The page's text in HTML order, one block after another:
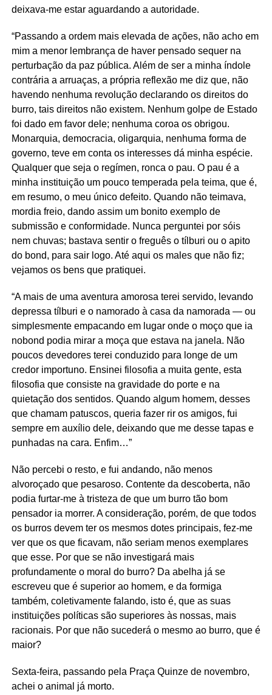
deixava-me estar aguardando a autoridade.
“Passando a ordem mais elevada de ações, não acho em
mim a menor lembrança de haver pensado sequer na
perturbação da paz pública. Além de ser a minha índole
contrária a arruaças, a própria reflexão me diz que, não
havendo nenhuma revolução declarando os direitos do
burro, tais direitos não existem. Nenhum golpe de Estado
foi dado em favor dele; nenhuma coroa os obrigou.
Monarquia, democracia, oligarquia, nenhuma forma de
governo, teve em conta os interesses dá minha espécie.
Qualquer que seja o regímen, ronca o pau. O pau é a
minha instituição um pouco temperada pela teima, que é,
em resumo, o meu único defeito. Quando não teimava,
mordia freio, dando assim um bonito exemplo de
submissão e conformidade. Nunca perguntei por sóis
nem chuvas; bastava sentir o freguês o tílburi ou o apito
do bond, para sair logo. Até aqui os males que não fiz;
vejamos os bens que pratiquei.
“A mais de uma aventura amorosa terei servido, levando
depressa tílburi e o namorado à casa da namorada — ou
simplesmente empacando em lugar onde o moço que ia
nobond podia mirar a moça que estava na janela. Não
poucos devedores terei conduzido para longe de um
credor importuno. Ensinei filosofia a muita gente, esta
filosofia que consiste na gravidade do porte e na
quietação dos sentidos. Quando algum homem, desses
que chamam patuscos, queria fazer rir os amigos, fui
sempre em auxílio dele, deixando que me desse tapas e
punhadas na cara. Enfim…”
Não percebi o resto, e fui andando, não menos
alvoroçado que pesaroso. Contente da descoberta, não
podia furtar-me à tristeza de que um burro tão bom
pensador ia morrer. A consideração, porém, de que todos
os burros devem ter os mesmos dotes principais, fez-me
ver que os que ficavam, não seriam menos exemplares
que esse. Por que se não investigará mais
profundamente o moral do burro? Da abelha já se
escreveu que é superior ao homem, e da formiga
também, coletivamente falando, isto é, que as suas
instituições políticas são superiores às nossas, mais
racionais. Por que não sucederá o mesmo ao burro, que é
maior?
Sexta-feira, passando pela Praça Quinze de novembro,
achei o animal já morto.